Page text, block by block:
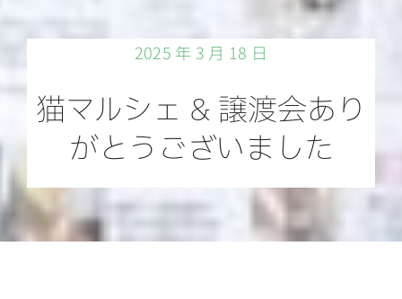
譲渡会
ご支援
2025 年 3 月 18 日
猫マルシェ & 譲渡会あり
がとうございました